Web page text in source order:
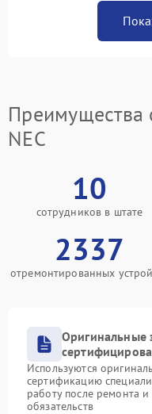
Преимущества
NEC
10
сотрудников в штате
2337
отремонтированных
Оригинальные
Используются
сертификацию
работу после ремонта
обязательств